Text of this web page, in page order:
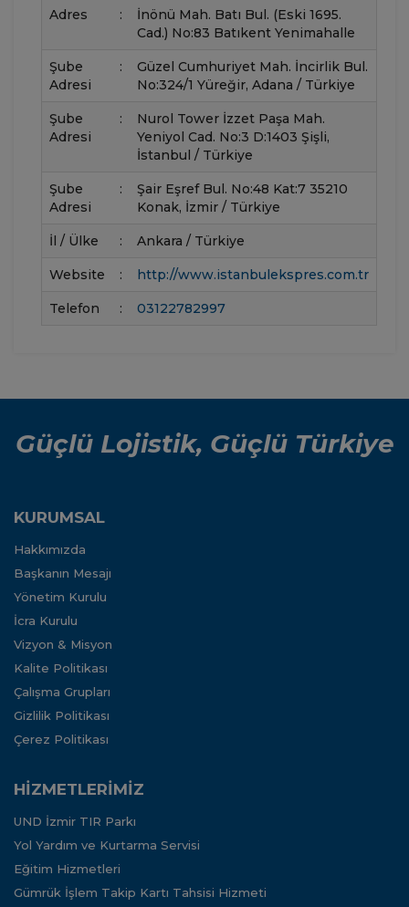
Adres :
İnönü Mah. Batı Bul. (Eski 1695.
Cad.) No:83 Batıkent Yenimahalle
Şube
Adresi
:
Güzel Cumhuriyet Mah. İncirlik Bul.
No:324/1 Yüreğir, Adana / Türkiye
Şube
Adresi
:
Nurol Tower İzzet Paşa Mah.
Yeniyol Cad. No:3 D:1403 Şişli,
İstanbul / Türkiye
Şube
Adresi
:
Şair Eşref Bul. No:48 Kat:7 35210
Konak, İzmir / Türkiye
İl / Ülke : Ankara / Türkiye
Website : http://www.istanbulekspres.com.tr
Telefon : 03122782997
Güçlü Lojistik, Güçlü Türkiye
KURUMSAL
Hakkımızda
Başkanın Mesajı
Yönetim Kurulu
İcra Kurulu
Vizyon & Misyon
Kalite Politikası
Çalışma Grupları
Gizlilik Politikası
Çerez Politikası
HİZMETLERİMİZ
UND İzmir TIR Parkı
Yol Yardım ve Kurtarma Servisi
Eğitim Hizmetleri
Gümrük İşlem Takip Kartı Tahsisi Hizmeti